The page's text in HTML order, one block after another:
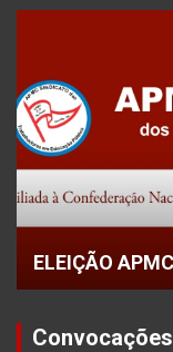
ELEIÇÃO
Convocações